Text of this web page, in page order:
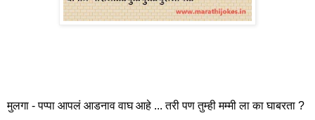
मुलगा - पप्पा आपलं आडनाव वाघ आहे ... तरी पण तुम्ही मम्मी ला का घाबरता ?